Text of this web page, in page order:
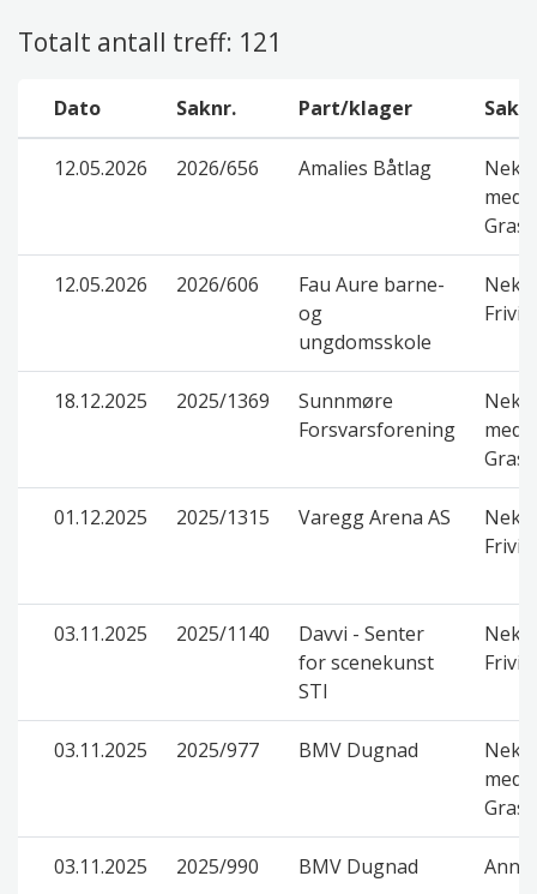
Totalt antall treff: 121
Dato Saknr. Part/klager
12.05.2026 2026/656 Amalies Båtlag
med
12.05.2026 2026/606
Fau Aure barne-
og
ungdomsskole
18.12.2025 2025/1369
Sunnmøre
Forsvarsforening
med
01.12.2025 2025/1315 Varegg Arena AS
03.11.2025 2025/1140
Davvi - Senter
for scenekunst
STI
03.11.2025 2025/977 BMV Dugnad
med
03.11.2025 2025/990 BMV Dugnad Annet